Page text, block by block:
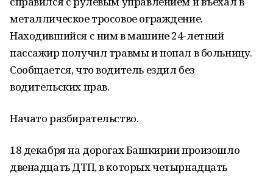
металлическое тросовое ограждение.
Находившийся с ним в машине 24-летний
пассажир получил травмы и попал в больницу.
Сообщается, что водитель ездил без
водительских прав.
Начато разбирательство.
18 декабря на дорогах Башкирии произошло
двенадцать ДТП, в которых четырнадцать